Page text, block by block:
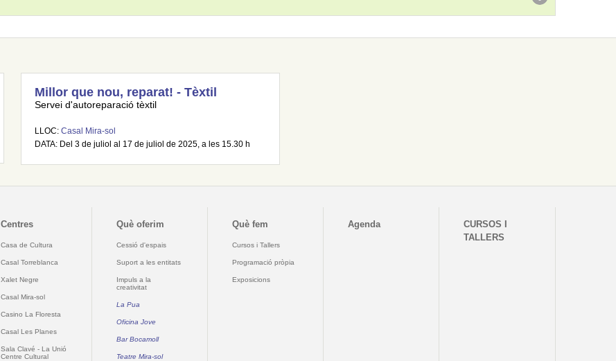
Millor que nou, reparat! - Tèxtil
Servei d'autoreparació tèxtil
LLOC: Casal Mira-sol
DATA: Del 3 de juliol al 17 de juliol de 2025, a les 15.30 h
Centres
Casa de Cultura
Casal Torreblanca
Xalet Negre
Casal Mira-sol
Casino La Floresta
Casal Les Planes
Sala Clavé - La Unió
Centre Cultural
Què oferim
Cessió d'espais
Suport a les entitats
Impuls a la
creativitat
La Pua
Oficina Jove
Bar Bocamoll
Teatre Mira-sol
Què fem
Cursos i Tallers
Programació pròpia
Exposicions
Agenda
CURSOS I
TALLERS